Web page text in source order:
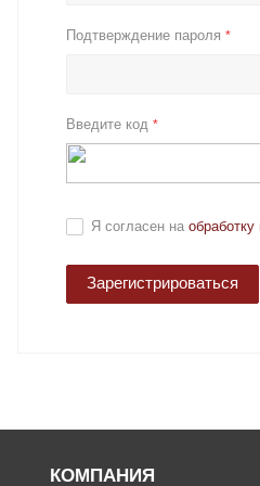
Подтверждение пароля *
Введите код *
Я согласен на
Зарегистрироваться
КОМПАНИЯ